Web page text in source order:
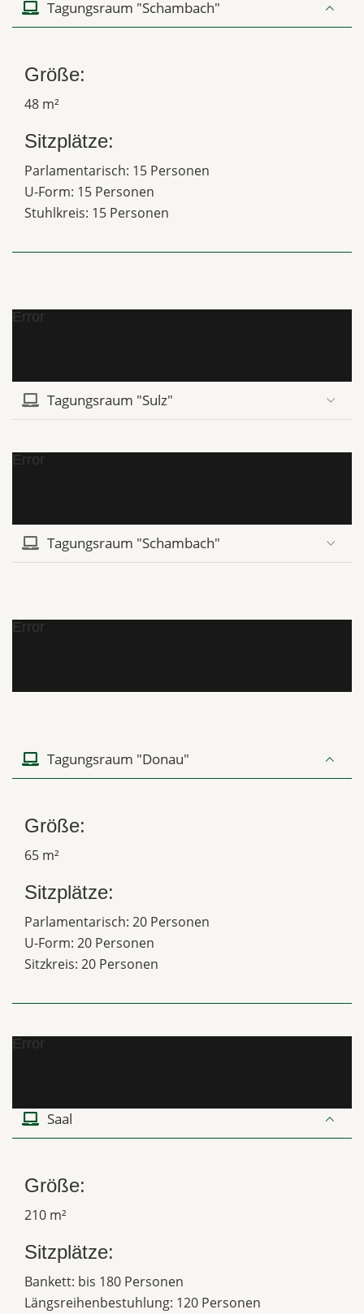
Tagungsraum "Schambach"
Größe:
48 m²
Sitzplätze:
Parlamentarisch: 15 Personen
U-Form: 15 Personen
Stuhlkreis: 15 Personen
Error
Tagungsraum "Sulz"
Error
Tagungsraum "Schambach"
Error
Tagungsraum "Donau"
Größe:
65 m²
Sitzplätze:
Parlamentarisch: 20 Personen
U-Form: 20 Personen
Sitzkreis: 20 Personen
Error
Saal
Größe:
210 m²
Sitzplätze:
Bankett: bis 180 Personen
Längsreihenbestuhlung: 120 Personen